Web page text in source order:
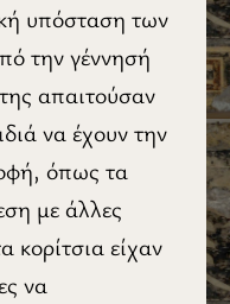
υπόσταση των
την γέννησή
απαιτούσαν
να έχουν την
όπως τα
με άλλες
κορίτσια είχαν
να